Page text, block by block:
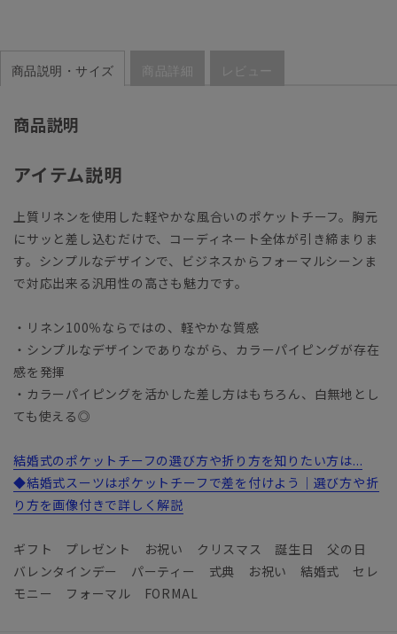
商品説明・サイズ 商品詳細 レビュー
商品説明
アイテム説明
上質リネンを使用した軽やかな風合いのポケットチーフ。胸元
にサッと差し込むだけで、コーディネート全体が引き締まりま
す。シンプルなデザインで、ビジネスからフォーマルシーンま
で対応出来る汎用性の高さも魅力です。
・リネン100％ならではの、軽やかな質感
・シンプルなデザインでありながら、カラーパイピングが存在
感を発揮
・カラーパイピングを活かした差し方はもちろん、白無地とし
ても使える◎
結婚式のポケットチーフの選び方や折り方を知りたい方は...
◆結婚式スーツはポケットチーフで差を付けよう｜選び方や折
り方を画像付きで詳しく解説
ギフト プレゼント お祝い クリスマス 誕生日 父の日
バレンタインデー パーティー 式典 お祝い 結婚式 セレ
モニー フォーマル FORMAL